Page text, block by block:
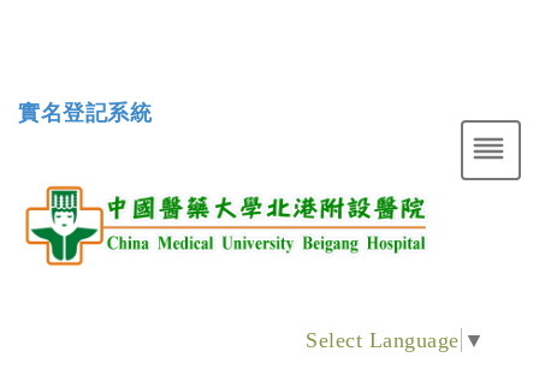
實名登記系統
Select Language ▼